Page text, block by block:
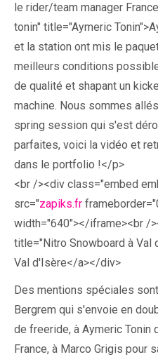
le rider/team manager
tonin" title="Aymeric
et la station ont mis le
meilleurs conditions
de qualité et shapant un
machine. Nous sommes
spring session qui s'est
parfaites, voici la vidéo et
dans le portfolio !</p>
<br /><div class="embed
src="zapiks.fr
width="640"></iframe><br /
title="Nitro Snowboard à Val
Val d'Isère</a></div>
Des mentions spéciales
Bergrem qui s'envoie en
de freeride, à Aymeric Tonin
France, à Marco Grigis pour